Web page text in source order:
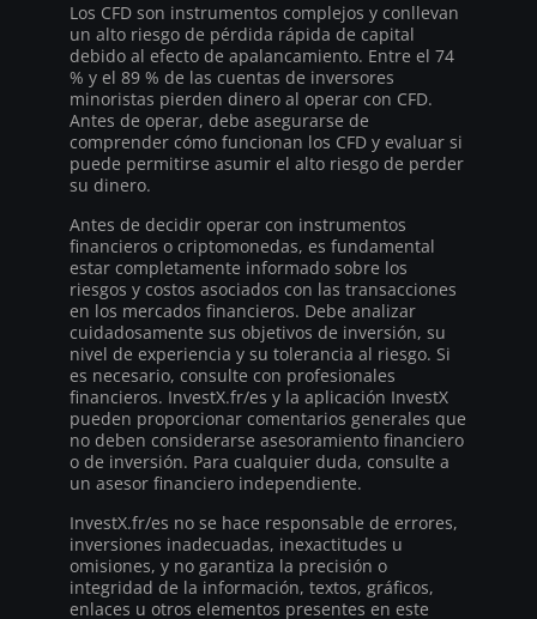
Los CFD son instrumentos complejos y conllevan
un alto riesgo de pérdida rápida de capital
debido al efecto de apalancamiento. Entre el 74
% y el 89 % de las cuentas de inversores
minoristas pierden dinero al operar con CFD.
Antes de operar, debe asegurarse de
comprender cómo funcionan los CFD y evaluar si
puede permitirse asumir el alto riesgo de perder
su dinero.
Antes de decidir operar con instrumentos
financieros o criptomonedas, es fundamental
estar completamente informado sobre los
riesgos y costos asociados con las transacciones
en los mercados financieros. Debe analizar
cuidadosamente sus objetivos de inversión, su
nivel de experiencia y su tolerancia al riesgo. Si
es necesario, consulte con profesionales
financieros. InvestX.fr/es y la aplicación InvestX
pueden proporcionar comentarios generales que
no deben considerarse asesoramiento financiero
o de inversión. Para cualquier duda, consulte a
un asesor financiero independiente.
InvestX.fr/es no se hace responsable de errores,
inversiones inadecuadas, inexactitudes u
omisiones, y no garantiza la precisión o
integridad de la información, textos, gráficos,
enlaces u otros elementos presentes en este